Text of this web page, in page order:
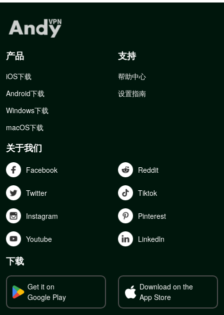
产品
iOS下载
Android下载
Windows下载
macOS下载
支持
帮助中心
设置指南
关于我们
Facebook Reddit
Twitter Tiktok
Instagram Pinterest
Youtube Linkedln
下载
Get it on
Google Play
Download on the
App Store